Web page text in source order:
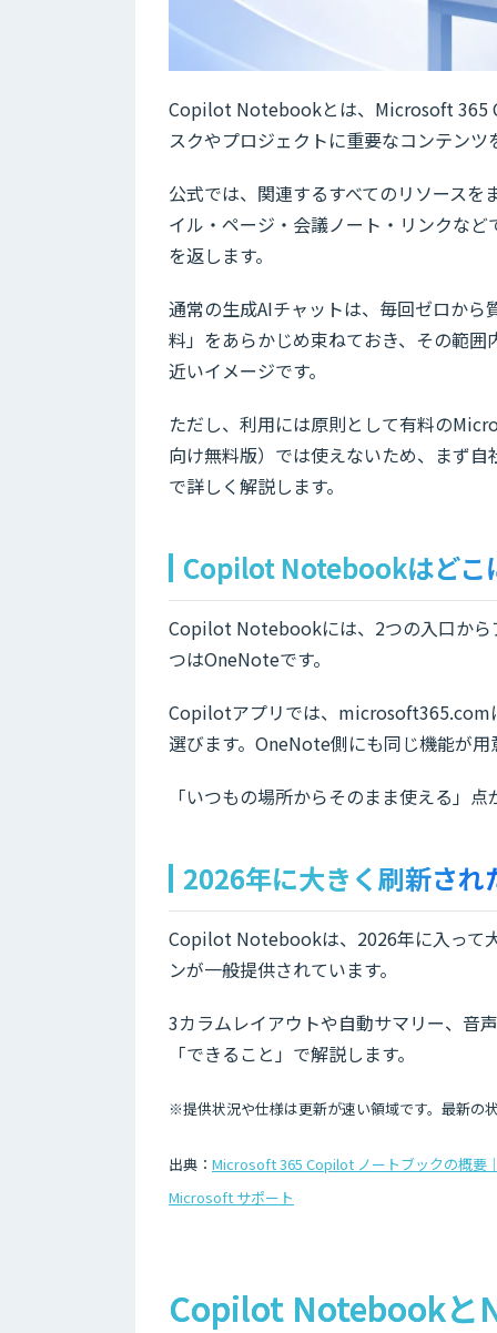
Copilot Notebookとは、Microsoft 365
スクやプロジェクトに重要なコンテンツ
公式では、関連するすべてのリソース
イル・ページ・会議ノート・リンクな
を返します。
通常の生成AIチャットは、毎回ゼロか
料」をあらかじめ束ねておき、その範
近いイメージです。
ただし、利用には原則として有料の
向け無料版）では使えないため、まず
で詳しく解説します。
Copilot Notebookはどこ
Copilot Notebookには、2つの入口から
つはOneNoteです。
Copilotアプリでは、microsoft365.com
選びます。OneNote側にも同じ機能が
「いつもの場所からそのまま使える」
2026年に大きく刷新され
Copilot Notebookは、2026年に入って
ンが一般提供されています。
3カラムレイアウトや自動サマリー、音
「できること」で解説します。
※提供状況や仕様は更新が速い領域です。最新の
出典： Microsoft 365 Copilot ノートブックの概要
Microsoft サポート
Copilot Notebookと